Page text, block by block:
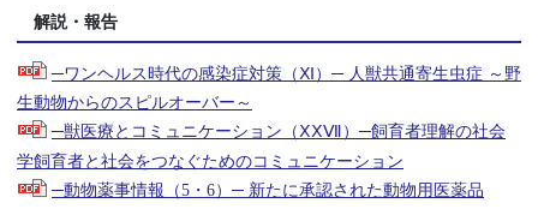
解説・報告
─ワンヘルス時代の感染症対策（Ⅺ）─ 人獣共通寄生虫症 ～野
生動物からのスピルオーバー～
─獣医療とコミュニケーション（ⅩⅩⅦ）─飼育者理解の社会
学飼育者と社会をつなぐためのコミュニケーション
─動物薬事情報（5・6）─ 新たに承認された動物用医薬品